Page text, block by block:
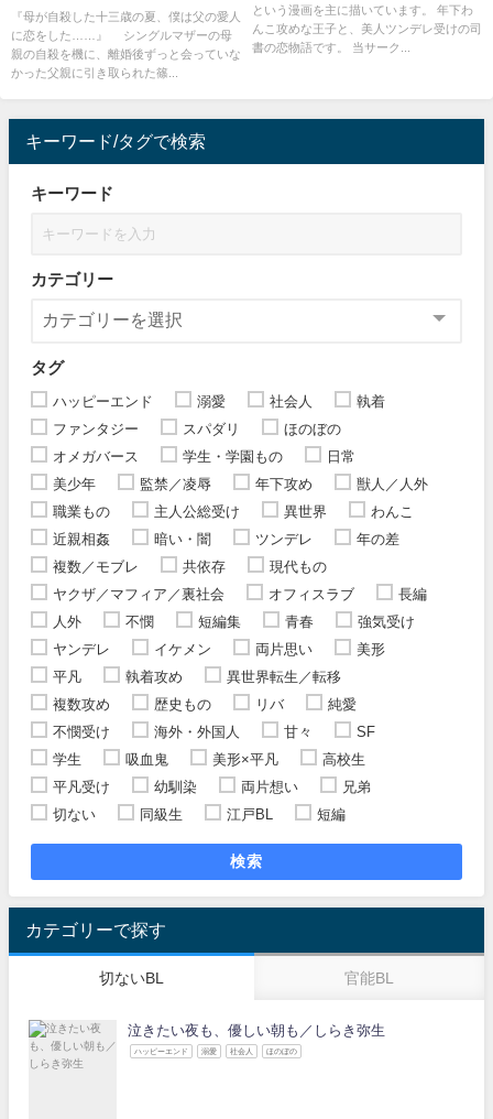
『母が自殺した十三歳の夏、僕は父の愛人
に恋をした……』 シングルマザーの母
親の自殺を機に、離婚後ずっと会っていな
かった父親に引き取られた篠...
という漫画を主に描いています。 年下わ
んこ攻めな王子と、美人ツンデレ受けの司
書の恋物語です。 当サーク...
キーワード/タグで検索
キーワード
カテゴリー
タグ
ハッピーエンド 溺愛 社会人
執着
ファンタジー
スパダリ
ほのぼの
オメガバース
学生・学園もの
日常
美少年
監禁／凌辱 年下攻め
獣人／人外
職業もの
主人公総受け 異世界
わんこ
近親相姦
暗い・闇 ツンデレ
年の差
複数／モブレ
共依存
現代もの
ヤクザ／マフィア／裏社会
オフィスラブ
長編
人外
不憫 短編集 青春
強気受け
ヤンデレ
イケメン 両片思い
美形
平凡
執着攻め
異世界転生／転移
複数攻め
歴史もの リバ
純愛
不憫受け
海外・外国人 甘々
SF
学生
吸血鬼 美形×平凡
高校生
平凡受け
幼馴染 両片想い
兄弟
切ない
同級生 江戸BL 短編
検索
カテゴリーで探す
切ないBL 官能BL
泣きたい夜も、優しい朝も／しらき弥生
ハッピーエンド 溺愛 社会人 ほのぼの